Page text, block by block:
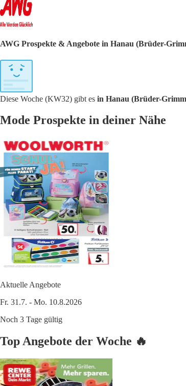
AWG Prospekte & Angebote in Hanau (Brüder-
Diese Woche (KW32) gibt es in Hanau (Brüder-
Mode Prospekte in deiner Nähe
Aktuelle Angebote
Fr. 31.7. - Mo. 10.8.2026
Noch 3 Tage gültig
Top Angebote der Woche 🔥